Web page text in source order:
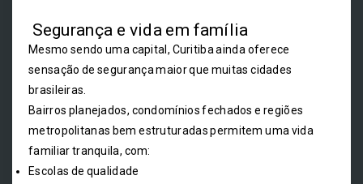
Segurança e vida em família
Mesmo sendo uma capital, Curitiba ainda oferece
sensação de segurança maior que muitas cidades
brasileiras.
Bairros planejados, condomínios fechados e regiões
metropolitanas bem estruturadas permitem uma vida
familiar tranquila, com:
Escolas de qualidade